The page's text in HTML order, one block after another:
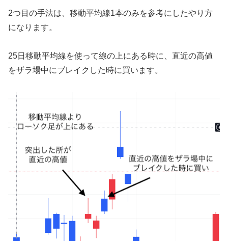
2つ目の手法は、移動平均線1本のみを参考にしたやり方
になります。
25日移動平均線を使って線の上にある時に、直近の高値
をザラ場中にブレイクした時に買います。